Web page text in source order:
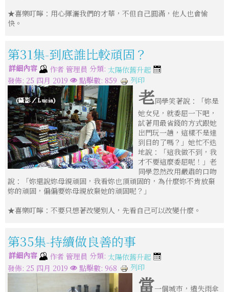
★喜樂叮嚀：用心揮灑我們的才華，不但自己圓滿，他人也會愉
快。
第31集-到底誰比較頑固？
詳細內容 作者 管理員 分類: 太陽依舊升起
發佈: 25 四月 2019
點擊數: 859 列印
老同學笑著說：「妳是
她女兒，就委屈一下吧，
試著用最省錢的方式跟她
出門玩一趟，這樣不是達
到目的了嗎？」她忙不迭
地說：「這我做不到，我
才不要這麼委屈呢！」老
同學忽然改用嚴肅的口吻
說：「妳還說妳母親頑固，我看妳也頂頑固的，為什麼妳不肯放棄
妳的頑固，偏偏要妳母親放棄她的頑固呢？」
★喜樂叮嚀：不要只想著改變別人，先看自己可以改變什麼。
第35集-持續做良善的事
詳細內容 作者 管理員 分類: 太陽依舊升起
發佈: 25 四月 2019
點擊數: 968 列印
當一個城市，遺失雨傘